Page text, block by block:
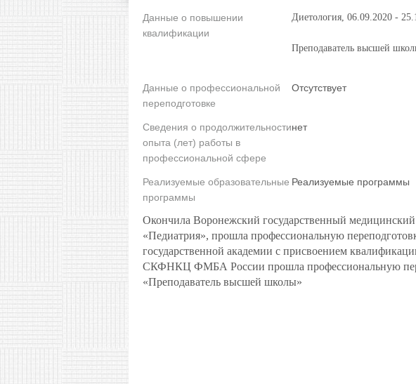
Данные о повышении
квалификации
Диетология, 06.09.2020 -
Преподаватель высшей
Данные о профессиональной
переподготовке
Отсутствует
Сведения о продолжительности
опыта (лет) работы в
профессиональной сфере
нет
Реализуемые образовательные
программы
Реализуемые программы
Окончила Воронежский государственный медицинский
«Педиатрия», прошла профессиональную
государственной академии с присвоением
СКФНКЦ ФМБА России прошла профессиональную
«Преподаватель высшей школы»